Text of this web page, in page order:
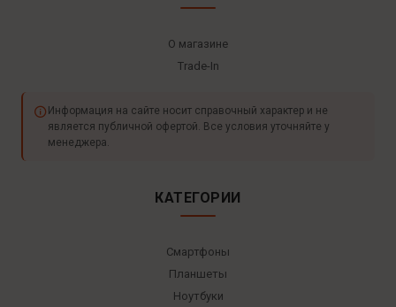
О магазине
Trade-In
Информация на сайте носит справочный характер и не
является публичной офертой. Все условия уточняйте у
менеджера.
КАТЕГОРИИ
Смартфоны
Планшеты
Ноутбуки